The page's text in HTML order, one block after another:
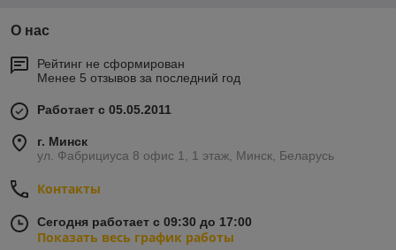
О нас
Рейтинг не сформирован
Менее 5 отзывов за последний год
Работает с 05.05.2011
г. Минск
ул. Фабрициуса 8 офис 1, 1 этаж, Минск, Беларусь
Контакты
Сегодня работает с 09:30 до 17:00
Показать весь график работы